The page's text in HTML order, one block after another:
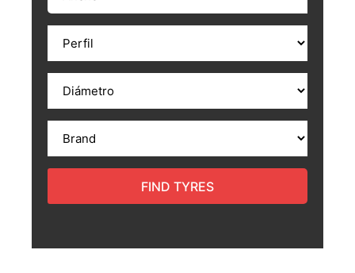
FIND TYRES